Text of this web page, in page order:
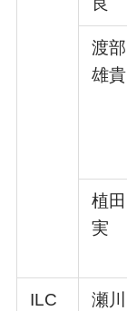
渡部
雄貴
植⽥
実
ILC
瀬川